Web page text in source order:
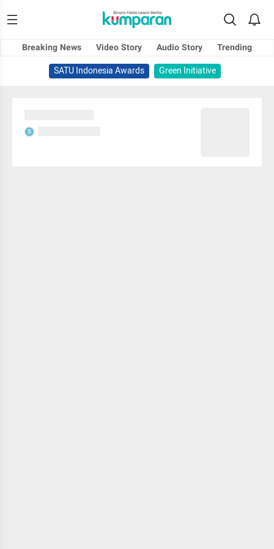
Breaking News Video Story Audio Story
Trending
SATU Indonesia Awards
Green Initiative
S